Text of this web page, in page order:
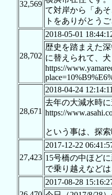
32,569
て対岸から「あ
トをありがとう
28,702
2018-05-01
歴史を踏まえた
に替えられて、
https://
28,671
2018-04-24 12:14:11
去年の大減水時
https://
という事は、探
27,423
2017-12-22
15号橋の中ほど
で乗り越えなど
2017-08-28